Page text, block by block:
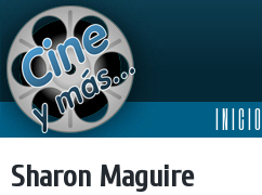
I N I C I O
Sharon Maguire